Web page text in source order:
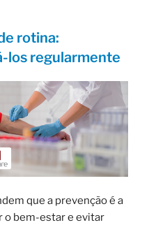
rotina:
los regularmente
que a prevenção é a
o bem-estar e evitar